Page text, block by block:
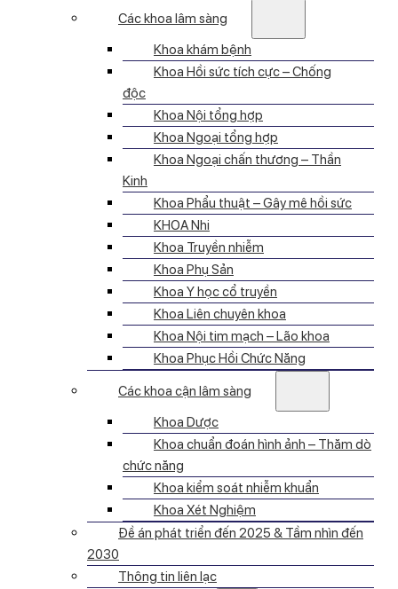
Các khoa lâm sàng
Khoa khám bệnh
Khoa Hồi sức tích cực – Chống
độc
Khoa Nội tổng hợp
Khoa Ngoại tổng hợp
Khoa Ngoại chấn thương – Thần
Kinh
Khoa Phẩu thuật – Gây mê hồi sức
KHOA Nhi
Khoa Truyền nhiễm
Khoa Phụ Sản
Khoa Y học cổ truyền
Khoa Liên chuyên khoa
Khoa Nội tim mạch – Lão khoa
Khoa Phục Hồi Chức Năng
Các khoa cận lâm sàng
Khoa Dược
Khoa chuẩn đoán hình ảnh – Thăm dò
chức năng
Khoa kiểm soát nhiễm khuẩn
Khoa Xét Nghiệm
Đề án phát triển đến 2025 & Tầm nhìn đến
2030
Thông tin liên lạc